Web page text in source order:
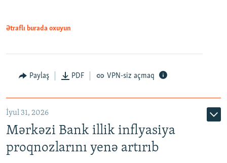
Ətraflı burada oxuyun
Paylaş PDF VPN-siz açmaq
İyul 31, 2026
Mərkəzi Bank illik inflyasiya
proqnozlarını yenə artırıb